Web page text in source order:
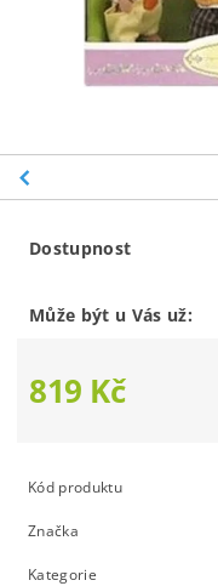
Dostupnost
Může být u Vás už:
819 Kč
Kód produktu
Značka
Kategorie